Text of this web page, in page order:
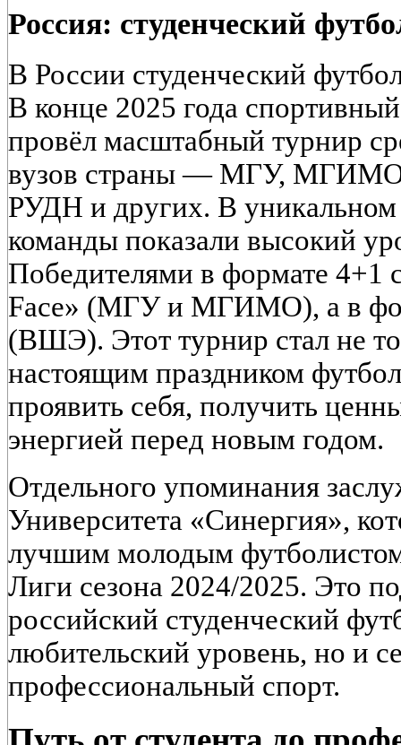
Россия: студенческий
В России студенческий
В конце 2025 года
провёл масштабный турнир
вузов страны — МГУ,
РУДН и других. В
команды показали высокий
Победителями в формате 4+1
Face» (МГУ и МГИМО), а в
(ВШЭ). Этот турнир стал не
настоящим праздником
проявить себя, получить
энергией перед новым годом.
Отдельного упоминания
Университета «Синергия»,
лучшим молодым
Лиги сезона 2024/2025. Это
российский студенческий
любительский уровень, но и
профессиональный спорт.